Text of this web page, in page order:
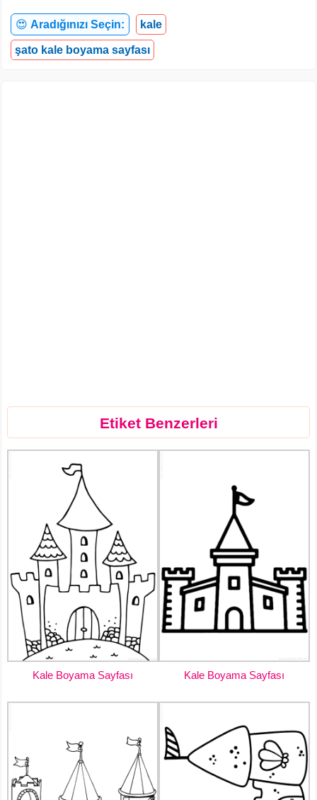
😍 Aradığınızı Seçin: kale
şato kale boyama sayfası
Etiket Benzerleri
Kale Boyama Sayfası Kale Boyama Sayfası